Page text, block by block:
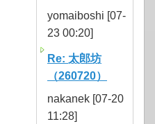
yomaiboshi [07-
23 00:20]
Re: 太郎坊
（260720）
nakanek [07-20
11:28]